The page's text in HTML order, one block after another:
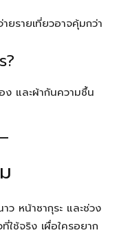
รายเที่ยวอาจคุ้มกว่า
?
ง และผ้ากันความชื้น
ว หน้าซากุระ และช่วง
ใช้จริง เผื่อใครอยาก